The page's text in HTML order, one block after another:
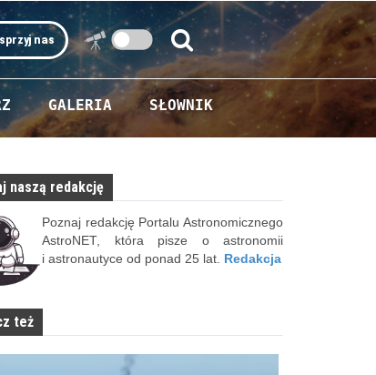
nas
Szukaj:
Szukaj
GALERIA SŁOWNIK
naszą redakcję
Poznaj redakcję Portalu Astronomicznego
AstroNET, która pisze o astronomii
i astronautyce od ponad 25 lat. Redakcja
też